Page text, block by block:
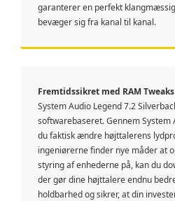
garanterer en perfekt
bevæger sig fra kanal til kanal.
Fremtidssikret med RAM Tweaks
System Audio Legend 7.2
softwarebaseret. Gennem System
du faktisk ændre højttalerens
ingeniørerne finder nye måder at
styring af enhederne på, kan du
der gør dine højttalere endnu
holdbarhed og sikrer, at din